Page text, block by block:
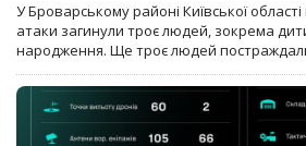
У Броварському районі Київської області
атаки загинули троє людей, зокрема
народження. Ще троє людей